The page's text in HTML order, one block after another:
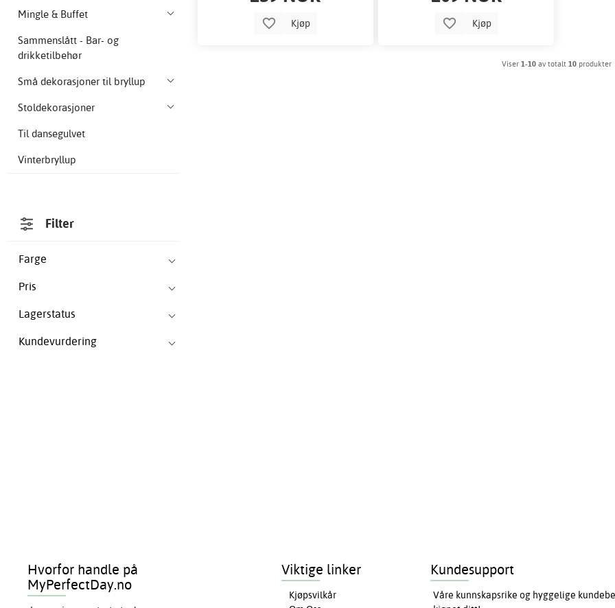
Mingle & Buffet
Sammenslått - Bar- og
drikketilbehør
Små dekorasjoner til bryllup
Stoldekorasjoner
Til dansegulvet
Vinterbryllup
Filter
Farge
Pris
Lagerstatus
Kundevurdering
Kjøp Kjøp
Viser1-10 av totalt10 produkter
Hvorfor handle på
MyPerfectDay.no
Viktige linker
Kjøpsvilkår
Kundesupport
Våre kunnskapsrike og hyggelige